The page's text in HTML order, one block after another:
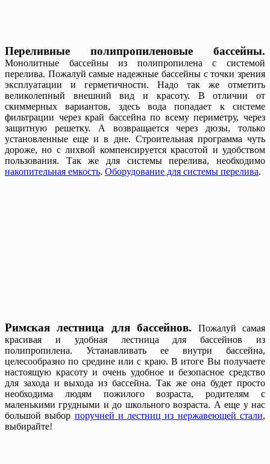
Переливные полипропиленовые бассейны.
Монолитные бассейны из полипропилена с системой
перелива. Пожалуй самые надежные бассейны с точки зрения
эксплуатации и герметичности. Надо так же отметить
великолепный внешний вид и красоту. В отличии от
скиммерных вариантов, здесь вода попадает к системе
фильтрации через край бассейна по всему периметру, через
защитную решетку. А возвращается через дюзы, только
установленные еще и в дне. Строительная программа чуть
дороже, но с лихвой компенсируется красотой и удобством
пользования. Так же для системы перелива, необходимо
накопительная емкость. Оборудование для системы перелива.
Римская лестница для бассейнов. Пожалуй самая
красивая и удобная лестница для бассейнов из
полипропилена. Устанавливать ее внутри бассейна,
целесообразно по средине или с краю. В итоге Вы получаете
настоящую красоту и очень удобное и безопасное средство
для захода и выхода из бассейна. Так же она будет просто
необходима людям пожилого возраста, родителям с
маленькими грудными и до школьного возраста. А еще у нас
большой выбор поручней и лестниц из нержавеющей стали,
выбирайте!